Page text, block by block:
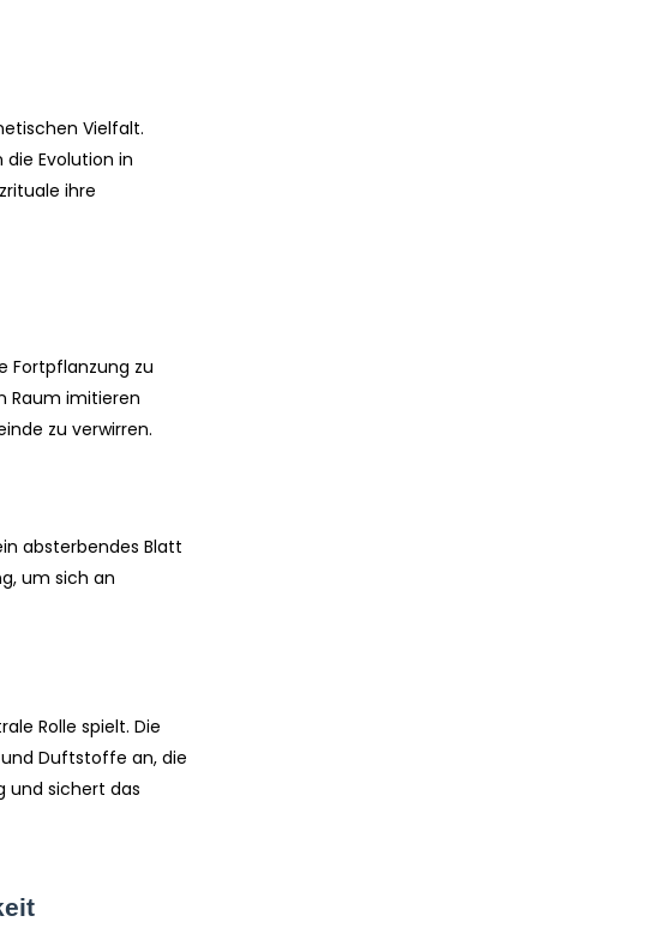
Vielfalt.
Evolution in
ihre
Fortpflanzung zu
Raum imitieren
zu verwirren.
absterbendes Blatt
um sich an
Rolle spielt. Die
Duftstoffe an, die
und sichert das